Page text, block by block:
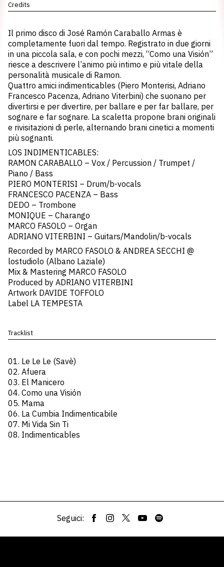
Credits
Il primo disco di José Ramón Caraballo Armas è
completamente fuori dal tempo. Registrato in due giorni
in una piccola sala, e con pochi mezzi, “Como una Visión”
riesce a descrivere l’animo più intimo e più vitale della
personalità musicale di Ramon.
Quattro amici indimenticables (Piero Monterisi, Adriano
Francesco Pacenza, Adriano Viterbini) che suonano per
divertirsi e per divertire, per ballare e per far ballare, per
sognare e far sognare. La scaletta propone brani originali
e rivisitazioni di perle, alternando brani cinetici a momenti
più sognanti.
LOS INDIMENTICABLES:
RAMON CARABALLO – Vox / Percussion / Trumpet /
Piano / Bass
PIERO MONTERISI – Drum/b-vocals
FRANCESCO PACENZA – Bass
DEDO – Trombone
MONIQUE – Charango
MARCO FASOLO – Organ
ADRIANO VITERBINI – Guitars/Mandolin/b-vocals
Recorded by MARCO FASOLO & ANDREA SECCHI @
lostudiolo (Albano Laziale)
Mix & Mastering MARCO FASOLO
Produced by ADRIANO VITERBINI
Artwork DAVIDE TOFFOLO
Label LA TEMPESTA
Tracklist
01. Le Le Le (Savè)
02. Afuera
03. El Manicero
04. Como una Visión
05. Mama
06. La Cumbia Indimenticabile
07. Mi Vida Sin Ti
08. Indimenticables
Seguici: